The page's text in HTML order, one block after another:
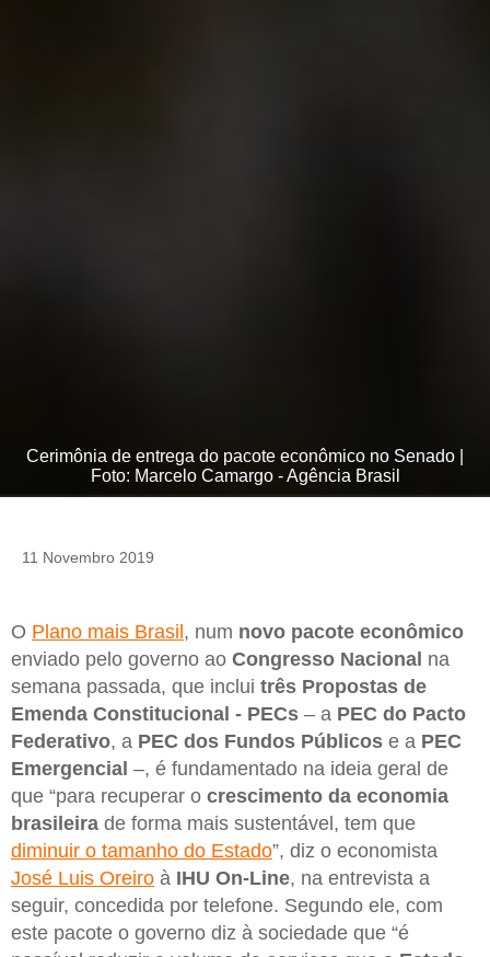
Cerimônia de entrega do pacote econômico no Senado |
Foto: Marcelo Camargo - Agência Brasil
11 Novembro 2019
O Plano mais Brasil , num novo pacote econômico
enviado pelo governo ao Congresso Nacional na
semana passada, que inclui três Propostas de
Emenda Constitucional - PECs – a PEC do Pacto
Federativo, a PEC dos Fundos Públicos e a PEC
Emergencial –, é fundamentado na ideia geral de
que “para recuperar o crescimento da economia
brasileira de forma mais sustentável, tem que
diminuir o tamanho do Estado”, diz o economista
José Luis Oreiro à IHU On-Line, na entrevista a
seguir, concedida por telefone. Segundo ele, com
este pacote o governo diz à sociedade que “é